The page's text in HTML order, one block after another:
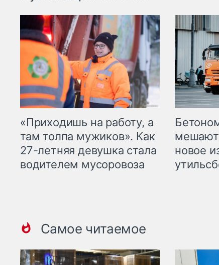
«Приходишь на работу, а
там толпа мужиков». Как
27-летняя девушка стала
водителем мусоровоза
новое
Самое читаемое